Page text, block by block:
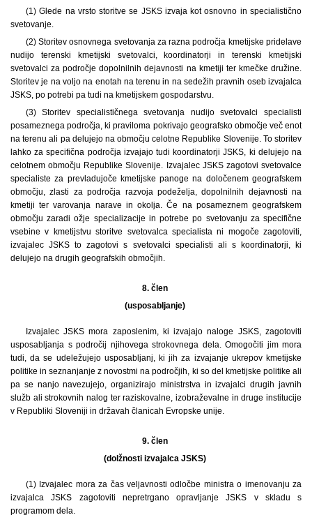
(1) Glede na vrsto storitve se JSKS izvaja kot osnovno in specialistično
svetovanje.
(2) Storitev osnovnega svetovanja za razna področja kmetijske pridelave
nudijo terenski kmetijski svetovalci, koordinatorji in terenski kmetijski
svetovalci za področje dopolnilnih dejavnosti na kmetiji ter kmečke družine.
Storitev je na voljo na enotah na terenu in na sedežih pravnih oseb izvajalca
JSKS, po potrebi pa tudi na kmetijskem gospodarstvu.
(3) Storitev specialističnega svetovanja nudijo svetovalci specialisti
posameznega področja, ki praviloma pokrivajo geografsko območje več enot
na terenu ali pa delujejo na območju celotne Republike Slovenije. To storitev
lahko za specifična področja izvajajo tudi koordinatorji JSKS, ki delujejo na
celotnem območju Republike Slovenije. Izvajalec JSKS zagotovi svetovalce
specialiste za prevladujoče kmetijske panoge na določenem geografskem
območju, zlasti za področja razvoja podeželja, dopolnilnih dejavnosti na
kmetiji ter varovanja narave in okolja. Če na posameznem geografskem
območju zaradi ožje specializacije in potrebe po svetovanju za specifične
vsebine v kmetijstvu storitve svetovalca specialista ni mogoče zagotoviti,
izvajalec JSKS to zagotovi s svetovalci specialisti ali s koordinatorji, ki
delujejo na drugih geografskih območjih.
8. člen
(usposabljanje)
Izvajalec JSKS mora zaposlenim, ki izvajajo naloge JSKS, zagotoviti
usposabljanja s področij njihovega strokovnega dela. Omogočiti jim mora
tudi, da se udeležujejo usposabljanj, ki jih za izvajanje ukrepov kmetijske
politike in seznanjanje z novostmi na področjih, ki so del kmetijske politike ali
pa se nanjo navezujejo, organizirajo ministrstva in izvajalci drugih javnih
služb ali strokovnih nalog ter raziskovalne, izobraževalne in druge institucije
v Republiki Sloveniji in državah članicah Evropske unije.
9. člen
(dolžnosti izvajalca JSKS)
(1) Izvajalec mora za čas veljavnosti odločbe ministra o imenovanju za
izvajalca JSKS zagotoviti nepretrgano opravljanje JSKS v skladu s
programom dela.